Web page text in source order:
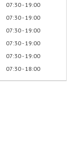
07:30 19:00
07:30 19:00
07:30 19:00
07:30 19:00
07:30 19:00
07:30 18:00